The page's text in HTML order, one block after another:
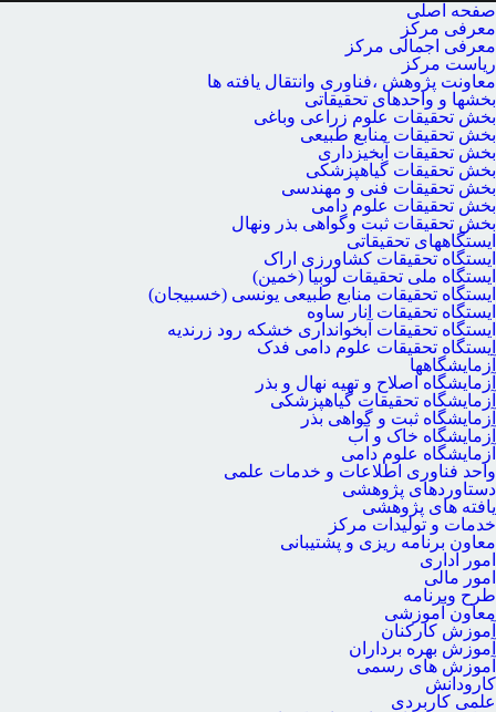
صفحه اصلی
معرفی مرکز
معرفی اجمالی مرکز
ریاست مرکز
معاونت پژوهش ،فناوری وانتقال یافته ها
بخشها و واحدهای تحقیقاتی
بخش تحقیقات علوم زراعی وباغی
بخش تحقیقات منابع طبیعی
بخش تحقیقات آبخیزداری
بخش تحقیقات گیاهپزشکی
بخش تحقیقات فنی و مهندسی
بخش تحقیقات علوم دامی
بخش تحقیقات ثبت وگواهی بذر ونهال
ایستگاههای تحقیقاتی
ایستگاه تحقیقات کشاورزی اراک
ایستگاه ملی تحقیقات لوبیا (خمین)
ایستگاه تحقیقات منابع طبیعی یونسی (خسبیجان)
ایستگاه تحقیقات انار ساوه
ایستگاه تحقیقات آبخوانداری خشکه رود زرندیه
ایستگاه تحقیقات علوم دامی فدک
آزمایشگاهها
آزمایشگاه اصلاح و تهیه نهال و بذر
آزمایشگاه تحقیقات گیاهپزشکی
آزمایشگاه ثبت و گواهی بذر
آزمایشگاه خاک و آب
آزمایشگاه علوم دامی
واحد فناوری اطلاعات و خدمات علمی
دستاوردهای پژوهشی
یافته های پژوهشی
خدمات و تولیدات مرکز
معاون برنامه ریزی و پشتیبانی
امور اداری
امور مالی
طرح وبرنامه
معاون آموزشی
آموزش کارکنان
آموزش بهره برداران
آموزش های رسمی
کارودانش
علمی کاربردی